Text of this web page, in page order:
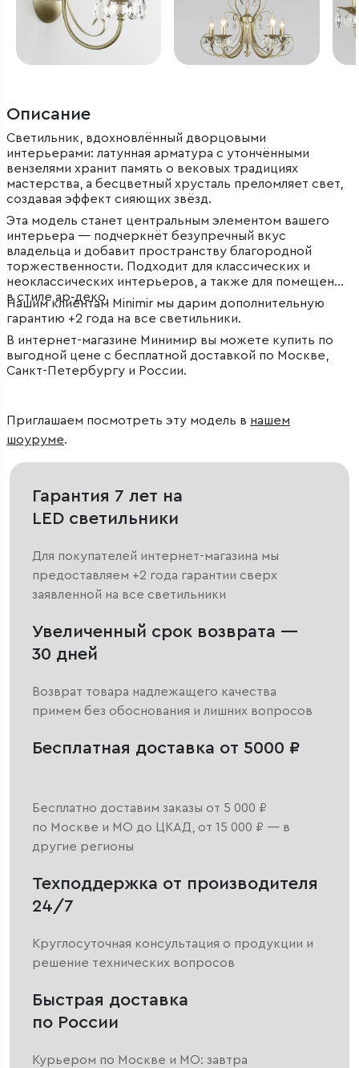
Описание
Светильник, вдохновлённый дворцовыми
интерьерами: латунная арматура с утончёнными
вензелями хранит память о вековых традициях
мастерства, а бесцветный хрусталь преломляет свет,
создавая эффект сияющих звёзд.
Эта модель станет центральным элементом вашего
интерьера — подчеркнёт безупречный вкус
владельца и добавит пространству благородной
торжественности. Подходит для классических и
неоклассических интерьеров, а также для помещений
в стиле ар‑деко.
Нашим клиентам Minimir мы дарим дополнительную
гарантию +2 года на все светильники.
В интернет-магазине Минимир вы можете купить по
выгодной цене с бесплатной доставкой по Москве,
Санкт-Петербургу и России.
Приглашаем посмотреть эту модель в нашем
шоуруме.
Гарантия 7 лет на
LED светильники
Для покупателей интернет-магазина мы
предоставляем +2 года гарантии сверх
заявленной на все светильники
Увеличенный срок возврата —
30 дней
Возврат товара надлежащего качества
примем без обоснования и лишних вопросов
Бесплатная доставка от 5000 ₽
Бесплатно доставим заказы от 5 000 ₽
по Москве и МО до ЦКАД, от 15 000 ₽ — в
другие регионы
Техподдержка от производителя
24/7
Круглосуточная консультация о продукции и
решение технических вопросов
Быстрая доставка
по России
Курьером по Москве и МО: завтра